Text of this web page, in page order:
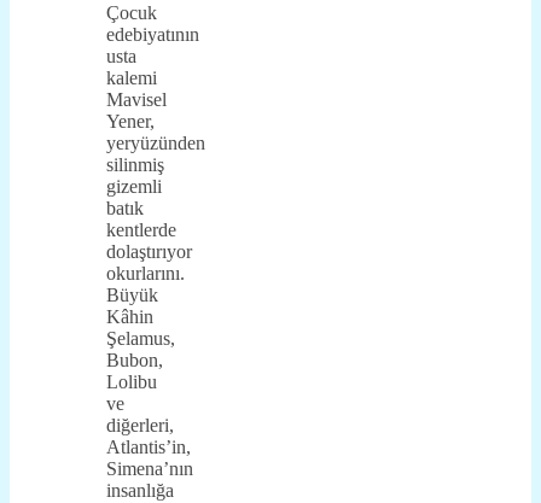
Çocuk
edebiyatının
usta
kalemi
Mavisel
Yener,
yeryüzünden
silinmiş
gizemli
batık
kentlerde
dolaştırıyor
okurlarını.
Büyük
Kâhin
Şelamus,
Bubon,
Lolibu
ve
diğerleri,
Atlantis’in,
Simena’nın
insanlığa